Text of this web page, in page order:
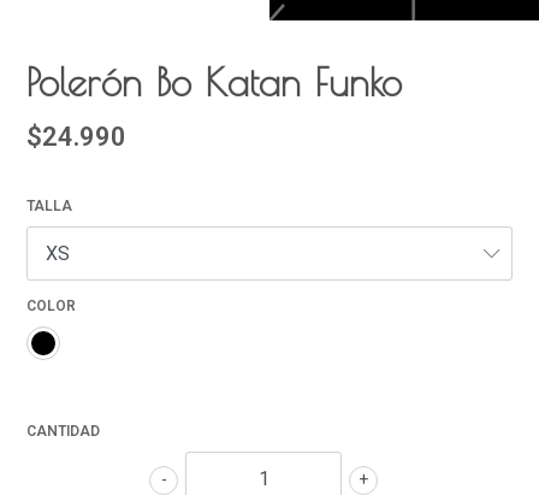
Polerón Bo Katan Funko
$24.990
TALLA
COLOR
CANTIDAD
+
-